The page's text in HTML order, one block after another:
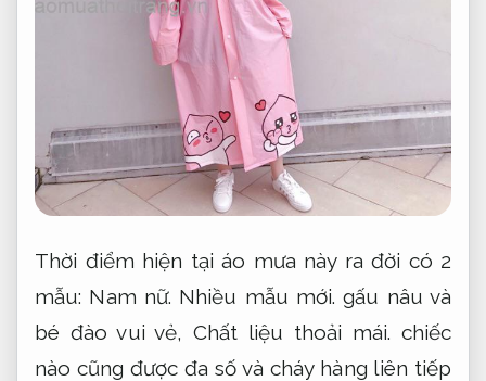
Thời điểm hiện tại áo mưa này ra đời có 2
mẫu: Nam nữ. Nhiều mẫu mới. gấu nâu và
bé đào vui vẻ, Chất liệu thoải mái. chiếc
nào cũng được đa số và cháy hàng liên tiếp